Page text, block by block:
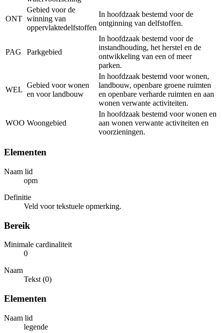
ONT
Gebied voor de
winning van
oppervlaktedelfstoffen
In hoofdzaak bestemd voor de
ontginning van delfstoffen.
PAG Parkgebied
In hoofdzaak bestemd voor de
instandhouding, het herstel en de
ontwikkeling van een of meer
parken.
WEL
Gebied voor wonen
en voor landbouw
In hoofdzaak bestemd voor wonen,
landbouw, openbare groene ruimten
en openbare verharde ruimten en aan
wonen verwante activiteiten.
WOO Woongebied
In hoofdzaak bestemd voor wonen en
aan wonen verwante activiteiten en
voorzieningen.
Elementen
Naam lid
opm
Definitie
Veld voor tekstuele opmerking.
Bereik
Minimale cardinaliteit
0
Naam
Tekst (0)
Elementen
Naam lid
legende